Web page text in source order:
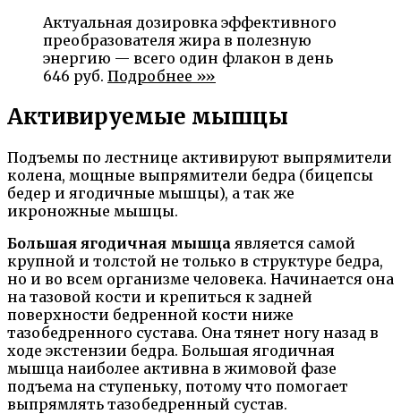
Актуальная дозировка эффективного
преобразователя жира в полезную
энергию — всего один флакон в день
646 руб. Подробнее »»
Активируемые мышцы
Подъемы по лестнице активируют выпрямители
колена, мощные выпрямители бедра (бицепсы
бедер и ягодичные мышцы), а так же
икроножные мышцы.
Большая ягодичная мышца является самой
крупной и толстой не только в структуре бедра,
но и во всем организме человека. Начинается она
на тазовой кости и крепиться к задней
поверхности бедренной кости ниже
тазобедренного сустава. Она тянет ногу назад в
ходе экстензии бедра. Большая ягодичная
мышца наиболее активна в жимовой фазе
подъема на ступеньку, потому что помогает
выпрямлять тазобедренный сустав.